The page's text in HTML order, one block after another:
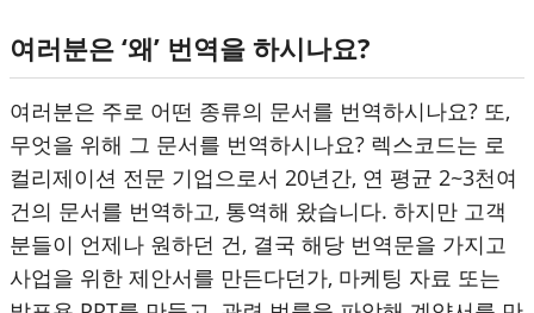
여러분은 ‘왜’ 번역을 하시나요?
여러분은 주로 어떤 종류의 문서를 번역하시나요? 또,
무엇을 위해 그 문서를 번역하시나요? 렉스코드는 로
컬리제이션 전문 기업으로서 20년간, 연 평균 2~3천여
건의 문서를 번역하고, 통역해 왔습니다. 하지만 고객
분들이 언제나 원하던 건, 결국 해당 번역문을 가지고
사업을 위한 제안서를 만든다던가, 마케팅 자료 또는